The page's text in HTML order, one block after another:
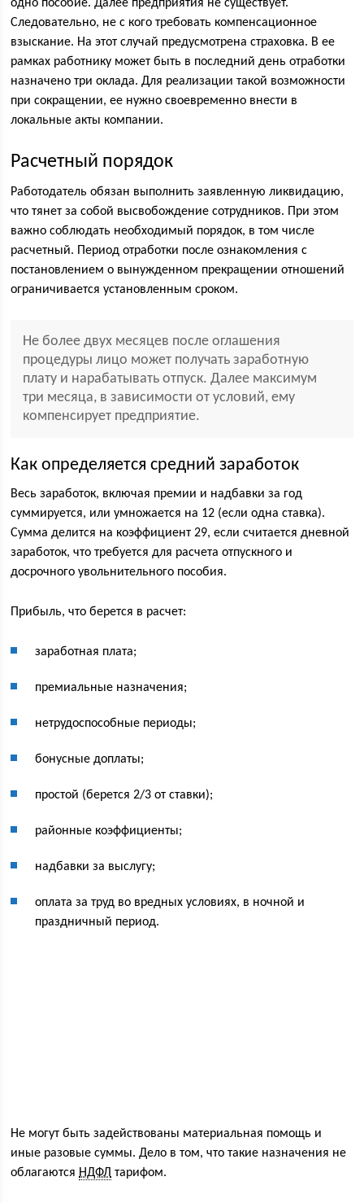
одно пособие. Далее предприятия не существует.
Следовательно, не с кого требовать компенсационное
взыскание. На этот случай предусмотрена страховка. В ее
рамках работнику может быть в последний день отработки
назначено три оклада. Для реализации такой возможности
при сокращении, ее нужно своевременно внести в
локальные акты компании.
Расчетный порядок
Работодатель обязан выполнить заявленную ликвидацию,
что тянет за собой высвобождение сотрудников. При этом
важно соблюдать необходимый порядок, в том числе
расчетный. Период отработки после ознакомления с
постановлением о вынужденном прекращении отношений
ограничивается установленным сроком.
Не более двух месяцев после оглашения
процедуры лицо может получать заработную
плату и нарабатывать отпуск. Далее максимум
три месяца, в зависимости от условий, ему
компенсирует предприятие.
Как определяется средний заработок
Весь заработок, включая премии и надбавки за год
суммируется, или умножается на 12 (если одна ставка).
Сумма делится на коэффициент 29, если считается дневной
заработок, что требуется для расчета отпускного и
досрочного увольнительного пособия.
Прибыль, что берется в расчет:
заработная плата;
премиальные назначения;
нетрудоспособные периоды;
бонусные доплаты;
простой (берется 2/3 от ставки);
районные коэффициенты;
надбавки за выслугу;
оплата за труд во вредных условиях, в ночной и
праздничный период.
Не могут быть задействованы материальная помощь и
иные разовые суммы. Дело в том, что такие назначения не
облагаютсяНДФЛ тарифом.